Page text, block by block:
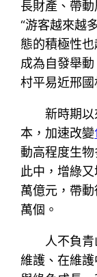
長財產、帶動
“游客越來越
態的積極性
成為自發舉
村平易近邢國
新時期
本，加速改變
動高程度生
此中，增綠
萬億元，帶
萬個。
人不負
維護、在維